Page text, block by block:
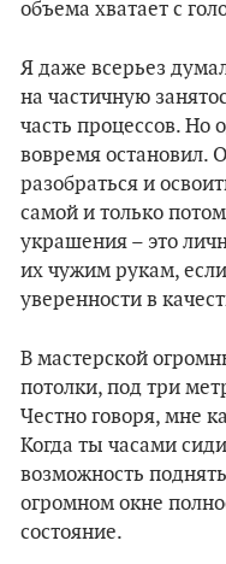
объема хватает с
Я даже всерьез
на частичную
часть процессов. Но
вовремя остановил.
разобраться и
самой и только
украшения – это
их чужим рукам,
уверенности в
В мастерской
потолки, под три
Честно говоря, мне
Когда ты часами
возможность
огромном окне
состояние.